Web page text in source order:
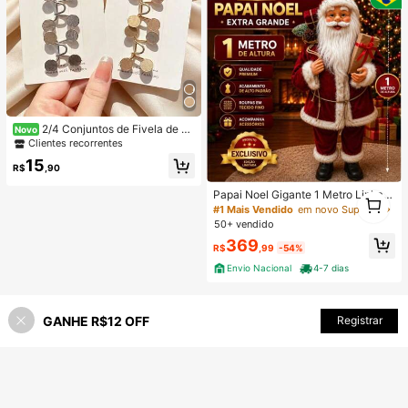
Novo 2/4 Conjuntos de Fivela de Ci
ntura Adequados para Denim Folga
e Metal, Usado para Roupas, Vestid
Clientes recorrentes
R$15 ,90
Quase esgotado!
Papai Noel Gigante 1 Metro Linha P
remium Decoração Natalina Luxo E
nfeite De Natal Luxuoso Comércio
#1 Mais Vendido
em novo Suprimentos para festas de festivais
50+ vendido
R$369 ,99 -54%
Envio Nacional
4-7 dias
1
1
GANHE R$12 OFF Registrar